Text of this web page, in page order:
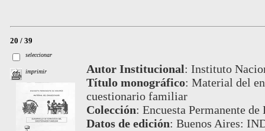
20 / 39
seleccionar
imprimir Autor Institucional: Instituto
Título monográfico: Material del
cuestionario familiar
Colección: Encuesta Permanente de
Datos de edición: Buenos Aires: